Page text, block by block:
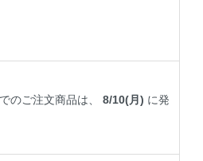
のご注文商品は、8/10(月) に発